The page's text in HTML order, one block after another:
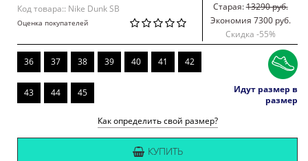
Код товара:: Nike Dunk SB
Оценка покупателей
Старая:13290 руб.
Экономия 7300 руб.
Скидка -55%
36 37 38 39 40 41 42
43 44 45
Идут размер в
размер
Как определить свой размер?
КУПИТЬ